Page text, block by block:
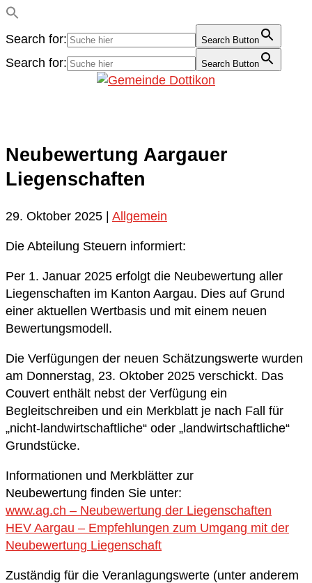
Search for: Search Button
Search for: Search Button
Neubewertung Aargauer
Liegenschaften
29. Oktober 2025 | Allgemein
Die Abteilung Steuern informiert:
Per 1. Januar 2025 erfolgt die Neubewertung aller
Liegenschaften im Kanton Aargau. Dies auf Grund
einer aktuellen Wertbasis und mit einem neuen
Bewertungsmodell.
Die Verfügungen der neuen Schätzungswerte wurden
am Donnerstag, 23. Oktober 2025 verschickt. Das
Couvert enthält nebst der Verfügung ein
Begleitschreiben und ein Merkblatt je nach Fall für
„nicht-landwirtschaftliche“ oder „landwirtschaftliche“
Grundstücke.
Informationen und Merkblätter zur
Neubewertung finden Sie unter:
www.ag.ch – Neubewertung der Liegenschaften
HEV Aargau – Empfehlungen zum Umgang mit der
Neubewertung Liegenschaft
Zuständig für die Veranlagungswerte (unter anderem